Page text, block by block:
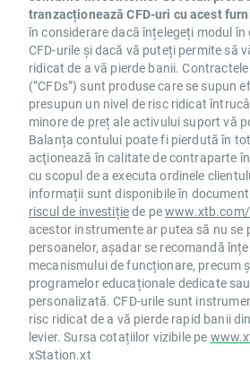
tranzacționează CFD-uri cu acest
în considerare dacă înțelegeți modul
CFD-urile și dacă vă puteți permite să
ridicat de a vă pierde banii.
(”CFDs”) sunt produse care se supun
presupun un nivel de risc ridicat
minore de preț ale activului suport vă
Balanța contului poate fi pierdută în
acţionează în calitate de contraparte
cu scopul de a executa ordinele
informații sunt disponibile în
riscul de investițiede pe
acestor instrumente ar putea să nu
persoanelor, așadar se recomandă
mecanismului de funcționare, precum
programelor educaționale dedicate
personalizată. CFD-urile sunt
risc ridicat de a vă pierde rapid banii
levier. Sursa cotațiilor vizibile pe
xStation.xt